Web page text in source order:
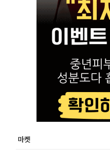
마켓